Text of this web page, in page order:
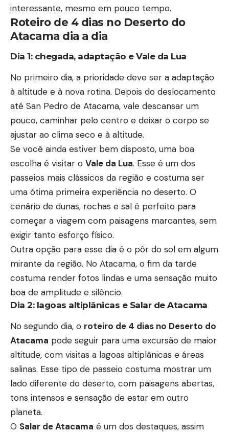
interessante, mesmo em pouco tempo.
Roteiro de 4 dias no Deserto do
Atacama dia a dia
Dia 1: chegada, adaptação e Vale da Lua
No primeiro dia, a prioridade deve ser a adaptação
à altitude e à nova rotina. Depois do deslocamento
até San Pedro de Atacama, vale descansar um
pouco, caminhar pelo centro e deixar o corpo se
ajustar ao clima seco e à altitude.
Se você ainda estiver bem disposto, uma boa
escolha é visitar o Vale da Lua. Esse é um dos
passeios mais clássicos da região e costuma ser
uma ótima primeira experiência no deserto. O
cenário de dunas, rochas e sal é perfeito para
começar a viagem com paisagens marcantes, sem
exigir tanto esforço físico.
Outra opção para esse dia é o pôr do sol em algum
mirante da região. No Atacama, o fim da tarde
costuma render fotos lindas e uma sensação muito
boa de amplitude e silêncio.
Dia 2: lagoas altiplânicas e Salar de Atacama
No segundo dia, o roteiro de 4 dias no Deserto do
Atacama pode seguir para uma excursão de maior
altitude, com visitas a lagoas altiplânicas e áreas
salinas. Esse tipo de passeio costuma mostrar um
lado diferente do deserto, com paisagens abertas,
tons intensos e sensação de estar em outro
planeta.
O Salar de Atacama é um dos destaques, assim